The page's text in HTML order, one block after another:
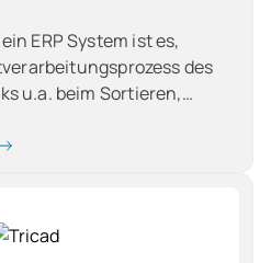
ERP System ist es,
des
u.a. beim Sortieren,
Lieferscheine